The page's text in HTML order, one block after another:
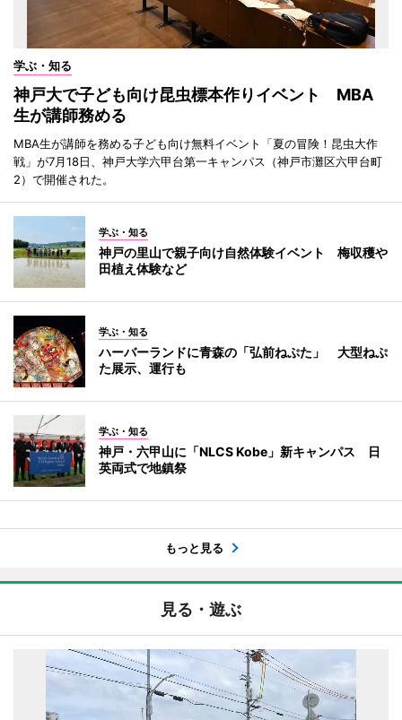
学ぶ・知る
神戸大で子ども向け昆虫標本作りイベント MBA
生が講師務める
MBA生が講師を務める子ども向け無料イベント「夏の冒険！昆虫大作
戦」が7月18日、神戸大学六甲台第一キャンパス（神戸市灘区六甲台町
2）で開催された。
学ぶ・知る
神戸の里山で親子向け自然体験イベント 梅収穫や
田植え体験など
学ぶ・知る
ハーバーランドに青森の「弘前ねぷた」 大型ねぷ
た展示、運行も
学ぶ・知る
神戸・六甲山に「NLCS Kobe」新キャンパス 日
英両式で地鎮祭
もっと見る
見る・遊ぶ